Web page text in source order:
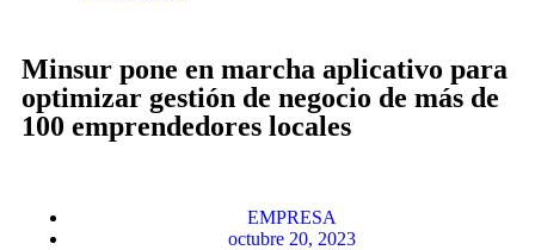
Minsur pone en marcha aplicativo para
optimizar gestión de negocio de más de
100 emprendedores locales
EMPRESA
octubre 20, 2023